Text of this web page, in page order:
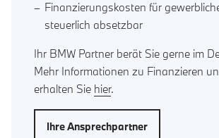
Finanzierungskosten für
steuerlich absetzbar
Ihr BMW Partner berät Sie gerne im
Mehr Informationen zu Finanzieren
erhalten Sie hier.
Ihre Ansprechpartner